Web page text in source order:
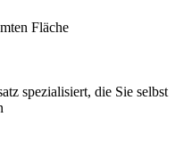
Fläche
spezialisiert, die Sie selbst